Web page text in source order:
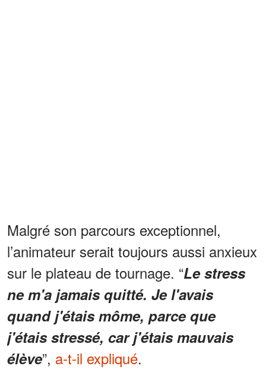
Malgré son parcours exceptionnel,
l’animateur serait toujours aussi anxieux
sur le plateau de tournage. “Le stress
ne m'a jamais quitté. Je l'avais
quand j'étais môme, parce que
j'étais stressé, car j'étais mauvais
élève”, a-t-il expliqué.